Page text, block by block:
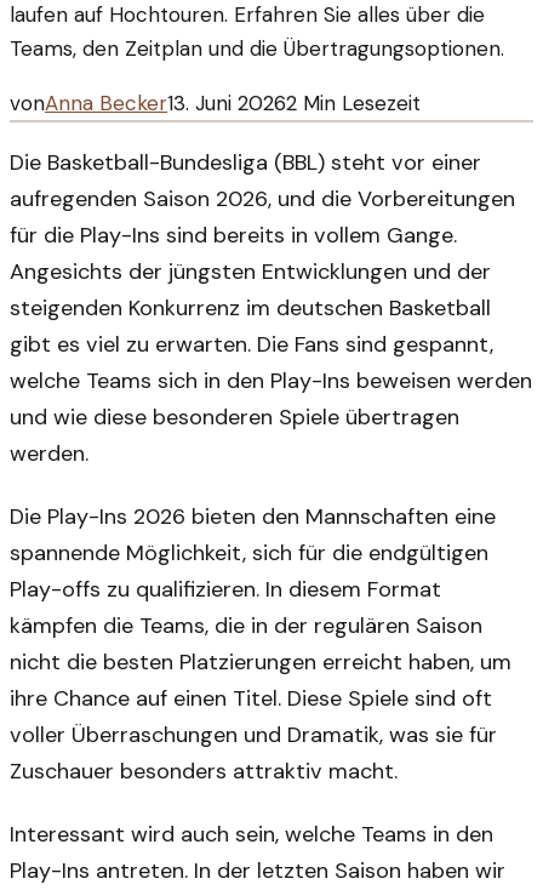
laufen auf Hochtouren. Erfahren Sie alles über die
Teams, den Zeitplan und die Übertragungsoptionen.
vonAnna Becker13. Juni 20262 Min Lesezeit
Die Basketball-Bundesliga (BBL) steht vor einer
aufregenden Saison 2026, und die Vorbereitungen
für die Play-Ins sind bereits in vollem Gange.
Angesichts der jüngsten Entwicklungen und der
steigenden Konkurrenz im deutschen Basketball
gibt es viel zu erwarten. Die Fans sind gespannt,
welche Teams sich in den Play-Ins beweisen werden
und wie diese besonderen Spiele übertragen
werden.
Die Play-Ins 2026 bieten den Mannschaften eine
spannende Möglichkeit, sich für die endgültigen
Play-offs zu qualifizieren. In diesem Format
kämpfen die Teams, die in der regulären Saison
nicht die besten Platzierungen erreicht haben, um
ihre Chance auf einen Titel. Diese Spiele sind oft
voller Überraschungen und Dramatik, was sie für
Zuschauer besonders attraktiv macht.
Interessant wird auch sein, welche Teams in den
Play-Ins antreten. In der letzten Saison haben wir